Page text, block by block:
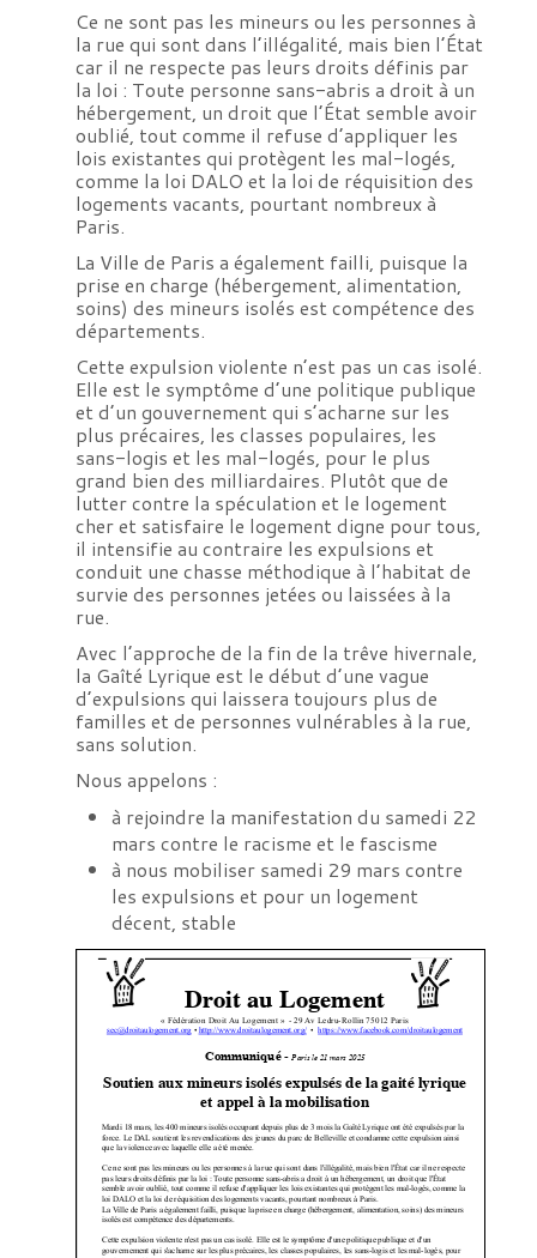
Ce ne sont pas les mineurs ou les personnes à
la rue qui sont dans l’illégalité, mais bien l’État
car il ne respecte pas leurs droits définis par
la loi : Toute personne sans-abris a droit à un
hébergement, un droit que l’État semble avoir
oublié, tout comme il refuse d’appliquer les
lois existantes qui protègent les mal-logés,
comme la loi DALO et la loi de réquisition des
logements vacants, pourtant nombreux à
Paris.
La Ville de Paris a également failli, puisque la
prise en charge (hébergement, alimentation,
soins) des mineurs isolés est compétence des
départements.
Cette expulsion violente n’est pas un cas isolé.
Elle est le symptôme d’une politique publique
et d’un gouvernement qui s’acharne sur les
plus précaires, les classes populaires, les
sans-logis et les mal-logés, pour le plus
grand bien des milliardaires. Plutôt que de
lutter contre la spéculation et le logement
cher et satisfaire le logement digne pour tous,
il intensifie au contraire les expulsions et
conduit une chasse méthodique à l’habitat de
survie des personnes jetées ou laissées à la
rue.
Avec l’approche de la fin de la trêve hivernale,
la Gaîté Lyrique est le début d’une vague
d’expulsions qui laissera toujours plus de
familles et de personnes vulnérables à la rue,
sans solution.
Nous appelons :
à rejoindre la manifestation du samedi 22
mars contre le racisme et le fascisme
à nous mobiliser samedi 29 mars contre
les expulsions et pour un logement
décent, stable